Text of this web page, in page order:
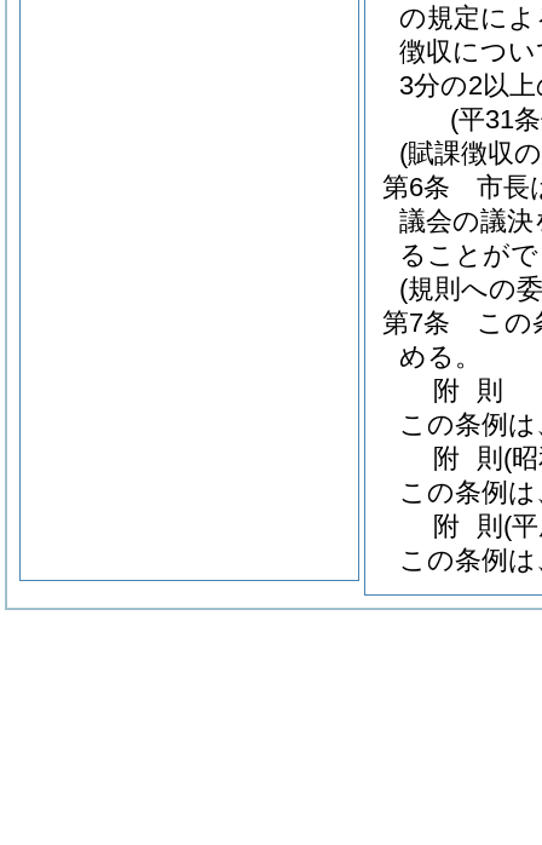
の規定に
徴収につ
3分の2以
(平31
(賦課徴収
第6条
市長
議会の議
ることが
(規則への
第7条
この
める。
附 則
この条例
附 則 (
この条例
附 則 (
この条例